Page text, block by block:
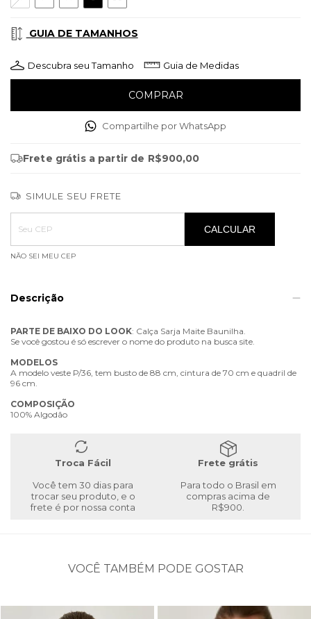
GUIA DE TAMANHOS
Descubra seu Tamanho Guia de Medidas
Compartilhe por WhatsApp
Frete grátis a partir de R$900,00
SIMULE SEU FRETE
Entregas para o CEP:
ALTERAR CEP
CALCULAR
NÃO SEI MEU CEP
Descrição
PARTE DE BAIXO DO LOOK: Calça Sarja Maite Baunilha.
Se você gostou é só escrever o nome do produto na busca site.
MODELOS
A modelo veste P/36, tem busto de 88 cm, cintura de 70 cm e quadril de
96 cm.
COMPOSIÇÃO
100% Algodão
Troca Fácil
Você tem 30 dias para
trocar seu produto, e o
frete é por nossa conta
Frete grátis
Para todo o Brasil em
compras acima de
R$900.
VOCÊ TAMBÉM PODE GOSTAR